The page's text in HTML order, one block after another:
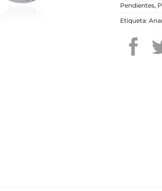
Pendientes,
Etiqueta: